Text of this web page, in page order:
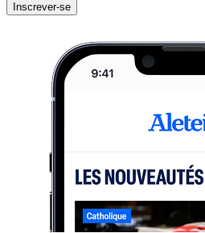
Inscrever-se